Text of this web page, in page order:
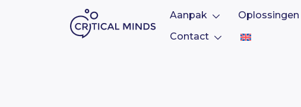
Aanpak Oplossingen
Contact